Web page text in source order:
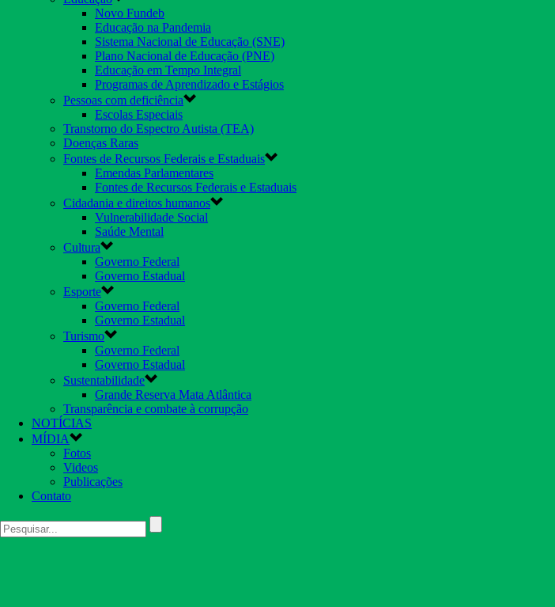
Novo Fundeb
Educação na Pandemia
Sistema Nacional de Educação (SNE)
Plano Nacional de Educação (PNE)
Educação em Tempo Integral
Programas de Aprendizado e Estágios
Pessoas com deficiência
Escolas Especiais
Transtorno do Espectro Autista (TEA)
Doenças Raras
Fontes de Recursos Federais e Estaduais
Emendas Parlamentares
Fontes de Recursos Federais e Estaduais
Cidadania e direitos humanos
Vulnerabilidade Social
Saúde Mental
Cultura
Governo Federal
Governo Estadual
Esporte
Governo Federal
Governo Estadual
Turismo
Governo Federal
Governo Estadual
Sustentabilidade
Grande Reserva Mata Atlântica
Transparência e combate à corrupção
NOTÍCIAS
MÍDIA
Fotos
Videos
Publicações
Contato